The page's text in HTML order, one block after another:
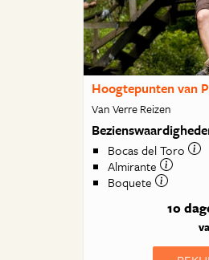
Hoogtepunten van
Van Verre Reizen
Bocas del Toro
Almirante
Boquete
10
va